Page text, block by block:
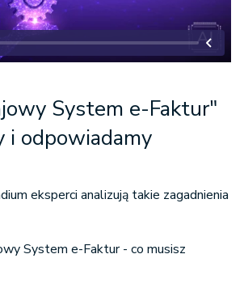
System e-Faktur"
i odpowiadamy
eksperci analizują takie zagadnienia
System e-Faktur - co musisz